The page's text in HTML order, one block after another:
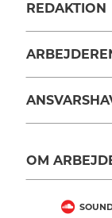
REDAKTION
OM